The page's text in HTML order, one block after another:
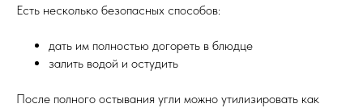
Есть несколько безопасных способов:
дать им полностью догореть в блюдце
залить водой и остудить
После полного остывания угли можно утилизировать как